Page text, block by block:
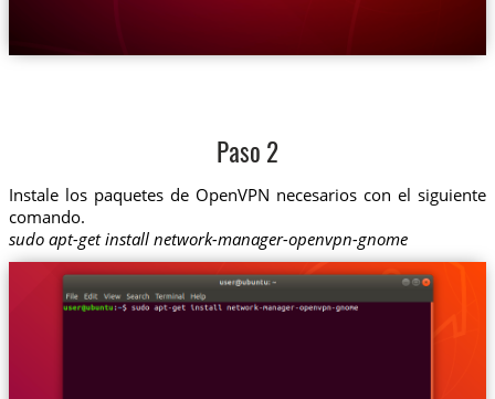
Paso 2
Instale los paquetes de OpenVPN necesarios con el siguiente
comando.
sudo apt-get install network-manager-openvpn-gnome